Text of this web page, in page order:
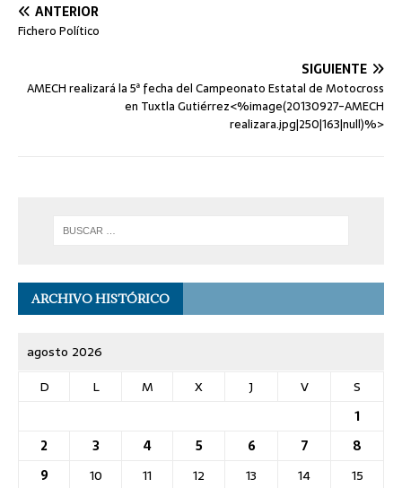
ANTERIOR
Fichero Político
SIGUIENTE
AMECH realizará la 5ª fecha del Campeonato Estatal de Motocross
en Tuxtla Gutiérrez<%image(20130927-AMECH
realizara.jpg|250|163|null)%>
ARCHIVO HISTÓRICO
agosto 2026
D
L M X J V
S
1
2
3 4 5 6 7
8
9
10 11 12 13 14
15